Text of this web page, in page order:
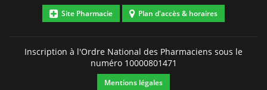
Site Pharmacie Plan d'accès & horaires
Inscription à l'Ordre National des Pharmaciens sous le
numéro 10000801471
Mentions légales